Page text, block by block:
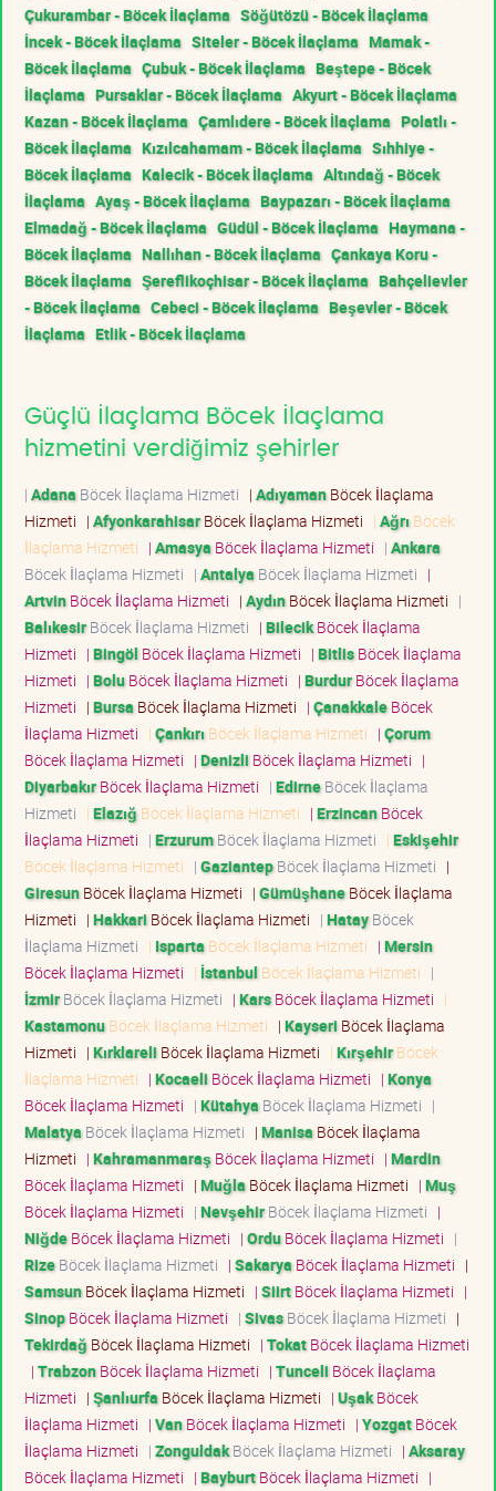
Çukurambar - Böcek İlaçlama Söğütözü - Böcek İlaçlama
İncek - Böcek İlaçlama Siteler - Böcek İlaçlama Mamak -
Böcek İlaçlama Çubuk - Böcek İlaçlama Beştepe - Böcek
İlaçlama Pursaklar - Böcek İlaçlama Akyurt - Böcek İlaçlama
Kazan - Böcek İlaçlama Çamlıdere - Böcek İlaçlama Polatlı -
Böcek İlaçlama Kızılcahamam - Böcek İlaçlama Sıhhiye -
Böcek İlaçlama Kalecik - Böcek İlaçlama Altındağ - Böcek
İlaçlama Ayaş - Böcek İlaçlama Baypazarı - Böcek İlaçlama
Elmadağ - Böcek İlaçlama Güdül - Böcek İlaçlama Haymana -
Böcek İlaçlama Nallıhan - Böcek İlaçlama Çankaya Koru -
Böcek İlaçlama Şereflikoçhisar - Böcek İlaçlama Bahçelievler
- Böcek İlaçlama Cebeci - Böcek İlaçlama Beşevler - Böcek
İlaçlama Etlik - Böcek İlaçlama
Güçlü İlaçlama Böcek İlaçlama
hizmetini verdiğimiz şehirler
| Adana Böcek İlaçlama Hizmeti | AdıyamanBöcek İlaçlama
Hizmeti | AfyonkarahisarBöcek İlaçlama Hizmeti | Ağrı Böcek
İlaçlama Hizmeti | Amasya Böcek İlaçlama Hizmeti | Ankara
Böcek İlaçlama Hizmeti | Antalya Böcek İlaçlama Hizmeti |
ArtvinBöcek İlaçlama Hizmeti | AydınBöcek İlaçlama Hizmeti |
BalıkesirBöcek İlaçlama Hizmeti | BilecikBöcek İlaçlama
Hizmeti | Bingöl Böcek İlaçlama Hizmeti | BitlisBöcek İlaçlama
Hizmeti | BoluBöcek İlaçlama Hizmeti | BurdurBöcek İlaçlama
Hizmeti | Bursa Böcek İlaçlama Hizmeti | ÇanakkaleBöcek
İlaçlama Hizmeti | Çankırı Böcek İlaçlama Hizmeti | Çorum
Böcek İlaçlama Hizmeti | Denizli Böcek İlaçlama Hizmeti |
DiyarbakırBöcek İlaçlama Hizmeti | EdirneBöcek İlaçlama
Hizmeti | Elazığ Böcek İlaçlama Hizmeti | ErzincanBöcek
İlaçlama Hizmeti | ErzurumBöcek İlaçlama Hizmeti | Eskişehir
Böcek İlaçlama Hizmeti | GaziantepBöcek İlaçlama Hizmeti |
GiresunBöcek İlaçlama Hizmeti | GümüşhaneBöcek İlaçlama
Hizmeti | Hakkari Böcek İlaçlama Hizmeti | HatayBöcek
İlaçlama Hizmeti | Isparta Böcek İlaçlama Hizmeti | Mersin
Böcek İlaçlama Hizmeti | İstanbul Böcek İlaçlama Hizmeti |
İzmirBöcek İlaçlama Hizmeti | KarsBöcek İlaçlama Hizmeti |
KastamonuBöcek İlaçlama Hizmeti | Kayseri Böcek İlaçlama
Hizmeti | Kırklareli Böcek İlaçlama Hizmeti | KırşehirBöcek
İlaçlama Hizmeti | Kocaeli Böcek İlaçlama Hizmeti | Konya
Böcek İlaçlama Hizmeti | Kütahya Böcek İlaçlama Hizmeti |
Malatya Böcek İlaçlama Hizmeti | Manisa Böcek İlaçlama
Hizmeti | Kahramanmaraş Böcek İlaçlama Hizmeti | Mardin
Böcek İlaçlama Hizmeti | Muğla Böcek İlaçlama Hizmeti | Muş
Böcek İlaçlama Hizmeti | NevşehirBöcek İlaçlama Hizmeti |
NiğdeBöcek İlaçlama Hizmeti | OrduBöcek İlaçlama Hizmeti |
RizeBöcek İlaçlama Hizmeti | Sakarya Böcek İlaçlama Hizmeti |
SamsunBöcek İlaçlama Hizmeti | SiirtBöcek İlaçlama Hizmeti |
SinopBöcek İlaçlama Hizmeti | SivasBöcek İlaçlama Hizmeti |
Tekirdağ Böcek İlaçlama Hizmeti | TokatBöcek İlaçlama Hizmeti
| TrabzonBöcek İlaçlama Hizmeti | Tunceli Böcek İlaçlama
Hizmeti | Şanlıurfa Böcek İlaçlama Hizmeti | UşakBöcek
İlaçlama Hizmeti | VanBöcek İlaçlama Hizmeti | YozgatBöcek
İlaçlama Hizmeti | ZonguldakBöcek İlaçlama Hizmeti | Aksaray
Böcek İlaçlama Hizmeti | BayburtBöcek İlaçlama Hizmeti |